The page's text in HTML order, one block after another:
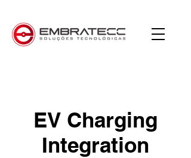
EV Charging
Integration